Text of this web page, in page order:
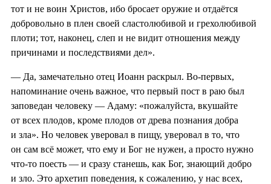
тот и не воин Христов, ибо бросает оружие и отдаётся
добровольно в плен своей сластолюбивой и грехолюбивой
плоти; тот, наконец, слеп и не видит отношения между
причинами и последствиями дел».
— Да, замечательно отец Иоанн раскрыл. Во‑первых,
напоминание очень важное, что первый пост в раю был
заповедан человеку — Адаму: «пожалуйста, вкушайте
от всех плодов, кроме плодов от древа познания добра
и зла». Но человек уверовал в пищу, уверовал в то, что
он сам всё может, что ему и Бог не нужен, а просто нужно
что‑то поесть — и сразу станешь, как Бог, знающий добро
и зло. Это архетип поведения, к сожалению, у нас всех,